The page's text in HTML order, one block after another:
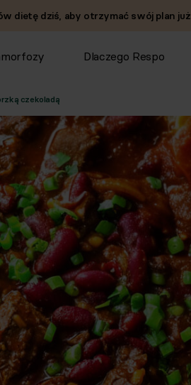
dietę dziś, aby otrzymać swój plan już
Dlaczego Respo
czekoladą